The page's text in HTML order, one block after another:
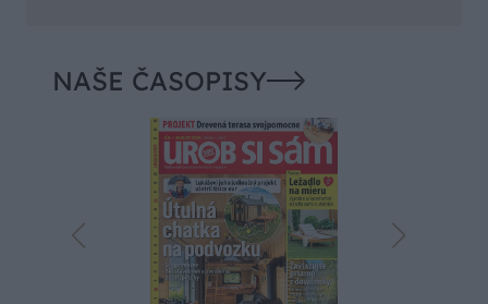
NAŠE ČASOPISY